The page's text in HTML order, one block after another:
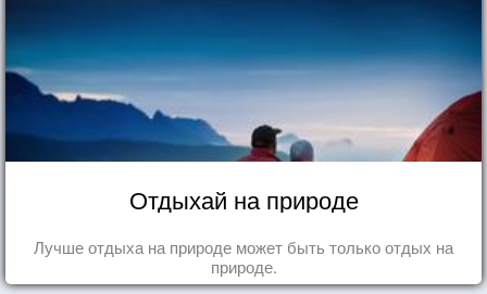
Отдыхай на природе
Лучше отдыха на природе может быть только отдых на
природе.